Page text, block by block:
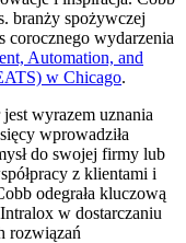
branży spożywczej
corocznego wydarzenia
Automation, and
w Chicago.
wyrazem uznania
wprowadziła
do swojej firmy lub
z klientami i
odegrała kluczową
w dostarczaniu
rozwiązań